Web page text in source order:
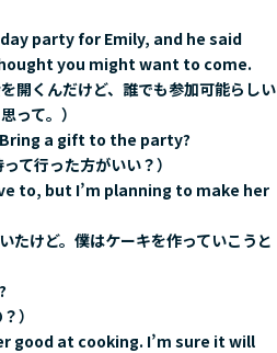
party for Emily, and he said
you might want to come.
開くんだけど、誰でも参加可能らしい
って。）
a gift to the party?
て行った方がいい？）
to, but I’m planning to make her
たけど。僕はケーキを作っていこうと
）
good at cooking. I’m sure it will